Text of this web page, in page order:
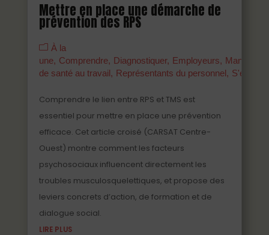
Mettre en place une démarche de
prévention des RPS
À la
une
Comprendre Diagnostiquer Employeurs
Managers
de santé au travail
Représentants du personnel
Comprendre le lien entre RPS et TMS est
essentiel pour mettre en place une prévention
efficace. Cet article croisé (CARSAT Centre-
Ouest) montre comment les facteurs
psychosociaux influencent directement les
troubles musculosquelettiques, et propose des
leviers concrets d’action, de formation et de
dialogue social.
LIRE PLUS